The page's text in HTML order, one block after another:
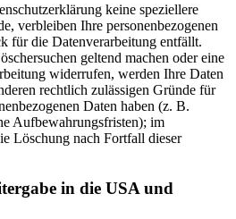
keine speziellere
verbleiben Ihre personenbezogenen
für die Datenverarbeitung entfällt.
geltend machen oder eine
widerrufen, werden Ihre Daten
rechtlich zulässigen Gründe für
Daten haben (z. B.
Aufbewahrungsfristen); im
Löschung nach Fortfall dieser
in die USA und